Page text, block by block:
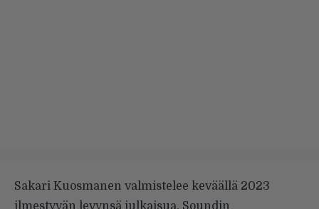
Sakari Kuosmanen valmistelee keväällä 2023
ilmestyvän levynsä julkaisua. Soundin